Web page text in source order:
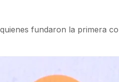
fundaron la primera